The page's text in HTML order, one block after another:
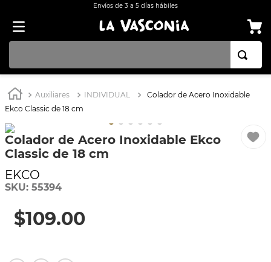
Envíos de 3 a 5 días hábiles
Auxiliares INDIVIDUAL
Colador de Acero Inoxidable
Ekco Classic de 18 cm
Colador de Acero Inoxidable Ekco
Classic de 18 cm
EKCO
SKU: 55394
$109.00
1. BATERÍA COCINA EKCO ALUMINIO ANTIADHERENTE 32 PIEZAS
3. OLLA
5. INDUCCIÓN
7. VAPORERAS